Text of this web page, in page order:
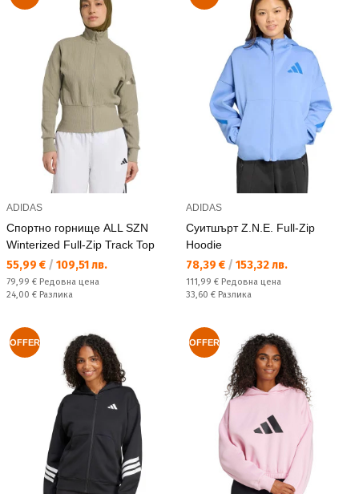
ADIDAS
Спортно горнище ALL SZN
Winterized Full-Zip Track Top
Текуща цена:
55,99 € / 109,51 лв.
Редовна цена:
79,99 € Редовна цена
Спестявате:
24,00 € Разлика
ADIDAS
Суитшърт Z.N.E. Full-Zip
Hoodie
Текуща цена:
78,39 € / 153,32 лв.
Редовна цена:
111,99 € Редовна цена
Спестявате:
33,60 € Разлика
OFFER OFFER